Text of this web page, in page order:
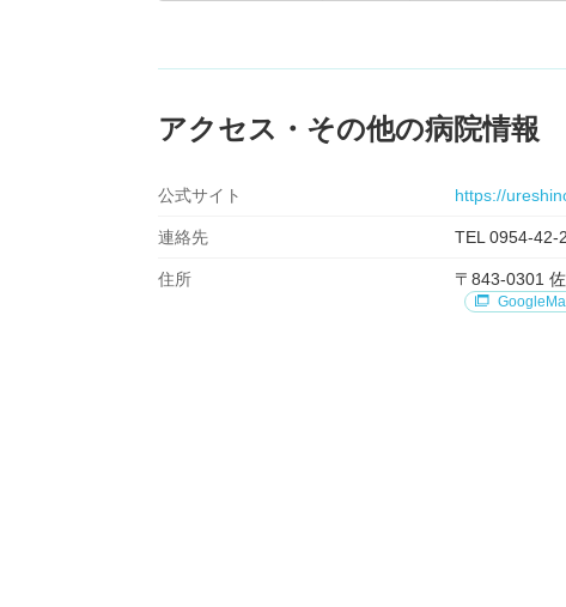
アクセス・その他の病院情報
公式サイト https://
連絡先 TEL 0954-42-
住所 〒843-0301